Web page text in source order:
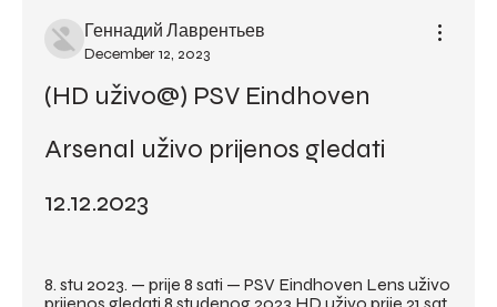
Геннадий Лаврентьев
December 12, 2023
(HD uživo@) PSV Eindhoven
Arsenal uživo prijenos gledati
12.12.2023
8. stu 2023. — prije 8 sati — PSV Eindhoven Lens uživo